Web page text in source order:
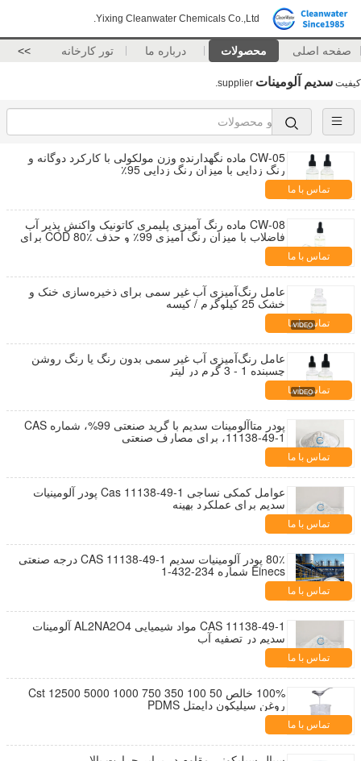
Yixing Cleanwater Chemicals Co.,Ltd.
صفحه اصلی محصولات درباره ما تور کارخانه >>
کیفیت سدیم آلومینات
CW-05 ماده نگهدارنده وزن مولکولی با کارکرد دوگانه و
رنگ زدایی با میزان رنگ زدایی 95٪
تماس با ما
CW-08 ماده رنگ آمیزی پلیمری کاتونیک واکنش پذیر آب
فاضلاب با میزان رنگ آمیزی 99٪ و حذف COD 80٪ برای
آب فاضلاب نساجی تماس با ما
عامل رنگ‌آمیزی آب غیر سمی برای ذخیره‌سازی خنک و
خشک 25 کیلوگرم / کیسه
تماس با ما
عامل رنگ‌آمیزی آب غیر سمی بدون رنگ یا رنگ روشن
چسبنده 1 - 3 گرم در لیتر
تماس با ما
پودر متاآلومینات سدیم با گرید صنعتی 99%، شماره CAS
11138-49-1، برای مصارف صنعتی
تماس با ما
عوامل کمکی نساجی Cas 11138-49-1 پودر آلومینیات
سدیم برای عملکرد بهینه
تماس با ما
80٪ پودر آلومینیات سدیم CAS 11138-49-1 درجه صنعتی
Einecs شماره 234-432-1
تماس با ما
CAS 11138-49-1 مواد شیمیایی AL2NA2O4 آلومینات
سدیم در تصفیه آب
تماس با ما
100% خالص 50 100 350 750 1000 5000 12500 Cst
روغن سیلیکون دایمتل PDMS
تماس با ما